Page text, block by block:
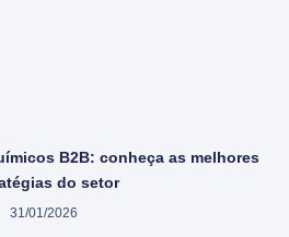
B2B: conheça as melhores
do setor
31/01/2026